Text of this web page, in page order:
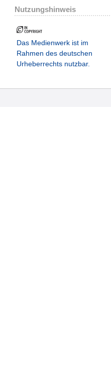
Nutzungshinweis
Das Medienwerk ist im
Rahmen des deutschen
Urheberrechts nutzbar.